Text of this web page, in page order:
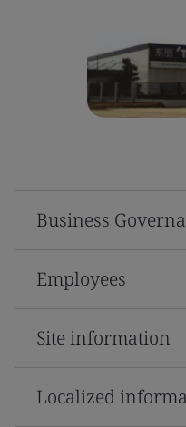
Business
Employees
Site information
Localized